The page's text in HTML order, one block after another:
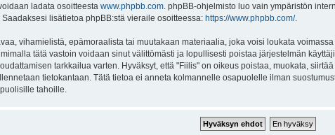
ladata osoitteesta www.phpbb.com. phpBB-ohjelmisto luo vain ympäristön
lisätietoa phpBB:stä vieraile osoitteessa: https://www.phpbb.com/.
vihamielistä, epämoraalista tai muutakaan materiaalia, joka voisi loukata
tätä vastoin voidaan sinut välittömästi ja lopullisesti poistaa järjestelmän
tarkkailua varten. Hyväksyt, että "Fiilis" on oikeus poistaa, muokata,
tietokantaan. Tätä tietoa ei anneta kolmannelle osapuolelle ilman
tahoille.